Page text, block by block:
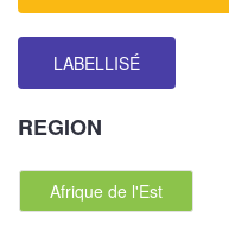
LABELLISÉ
REGION
Afrique de l'Est